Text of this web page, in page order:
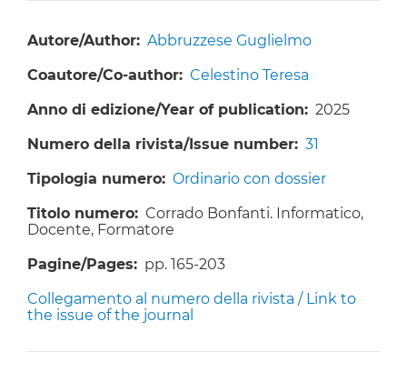
Autore/Author
Abbruzzese Guglielmo
Coautore/Co-author
Celestino Teresa
Anno di edizione/Year of publication
2025
Numero della rivista/Issue number
31
Tipologia numero
Ordinario con dossier
Titolo numero
Corrado Bonfanti. Informatico,
Docente, Formatore
Pagine/Pages
pp. 165-203
Collegamento al numero della rivista / Link to
the issue of the journal